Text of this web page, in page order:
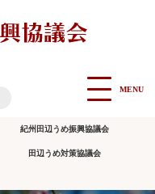
MENU
紀州田辺うめ振興協議会
田辺うめ対策協議会